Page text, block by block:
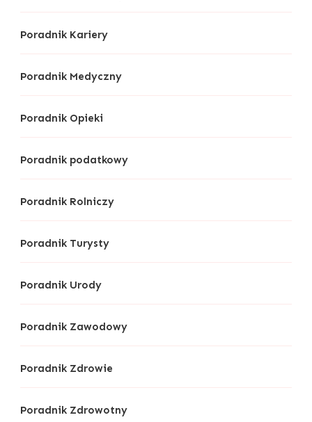
Poradnik Kariery
Poradnik Medyczny
Poradnik Opieki
Poradnik podatkowy
Poradnik Rolniczy
Poradnik Turysty
Poradnik Urody
Poradnik Zawodowy
Poradnik Zdrowie
Poradnik Zdrowotny